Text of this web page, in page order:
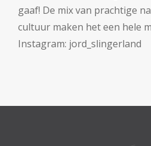
gaaf! De mix van prachtige
cultuur maken het een hele
Instagram: jord_slingerland